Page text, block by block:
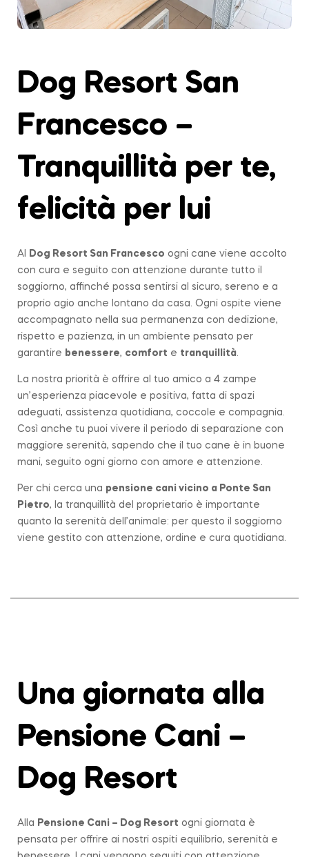
Dog Resort San
Francesco –
Tranquillità per te,
felicità per lui
Al Dog Resort San Francesco ogni cane viene accolto
con cura e seguito con attenzione durante tutto il
soggiorno, affinché possa sentirsi al sicuro, sereno e a
proprio agio anche lontano da casa. Ogni ospite viene
accompagnato nella sua permanenza con dedizione,
rispetto e pazienza, in un ambiente pensato per
garantire benessere, comfort e tranquillità
La nostra priorità è offrire al tuo amico a 4 zampe
un’esperienza piacevole e positiva, fatta di spazi
adeguati, assistenza quotidiana, coccole e compagnia.
Così anche tu puoi vivere il periodo di separazione con
maggiore serenità, sapendo che il tuo cane è in buone
mani, seguito ogni giorno con amore e attenzione.
Per chi cerca una pensione cani vicino a Ponte San
Pietro, la tranquillità del proprietario è importante
quanto la serenità dell’animale: per questo il soggiorno
viene gestito con attenzione, ordine e cura quotidiana.
Una giornata alla
Pensione Cani –
Dog Resort
Alla Pensione Cani – Dog Resort ogni giornata è
pensata per offrire ai nostri ospiti equilibrio, serenità e